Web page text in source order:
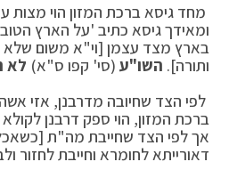
מחד גיסא ברכת המזון הוי מצות
ומאידך גיסא כתיב 'על הארץ
בארץ מצד עצמן [וי"א משום שלא
ותורה]. השו"ע (סי' קפו ס"א) לא
לפי הצד שחיובה מדרבנן, אזי
ברכת המזון, הוי ספק דרבנן
אך לפי הצד שחייבת מה"ת
דאורייתא לחומרא וחייבת לחזור